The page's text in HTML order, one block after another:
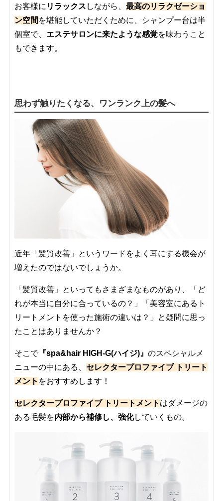
お客様に リラックス しながら、 最高のリラクゼーショ
ン空間 を堪能していただくために、シャンプー台は半
個室で、 エステサロンに来たような感覚を味わうこと
もできます。
思わず触りたくなる、ワンランク上の髪へ
近年「髪質改善」というワードをよく耳にする機会が
増えたのではないでしょうか。
「髪質改善」といってもさまざまなものがあり、「ど
れが本当に自分に合っているの？」「美容室にあるト
リートメントを使った施術の違いは？」と疑問に思っ
たことはありませんか？
そこで『spa&hair HIGH-G(ハイジ)』 のスペシャルメ
ニューの中にある、 セレクタープロファイブ トリート
メント をおすすめします！
セレクタープロファイブ トリートメント はダメージの
ある毛髪を内部から補修し、強化していくもの。